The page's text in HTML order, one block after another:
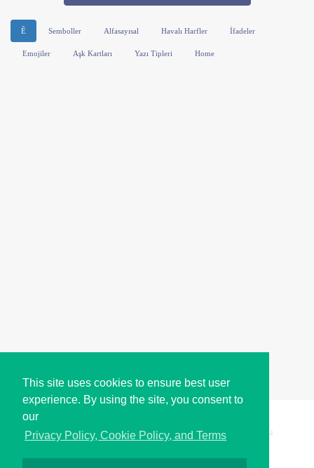
This site uses cookies to ensure best user
experience. By using the site, you consent to
our
Privacy Policy, Cookie Policy, and Terms
Ẽ Semboller Alfasayısal Havalı Harfler İfadeler
Emojiler Aşk Kartları Yazı Tipleri Home
Copyright © i2Symbol 2011-2026, Sciweavers LLC 194